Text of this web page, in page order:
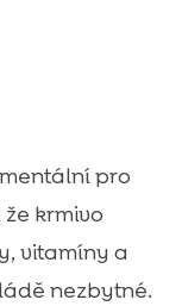
pro
krmivo
vitamíny a
nezbytné.